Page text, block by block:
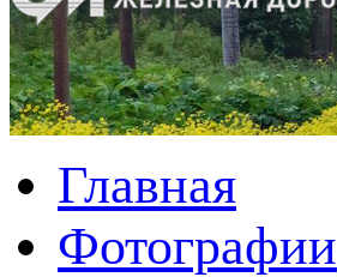
Главная
Фотографии